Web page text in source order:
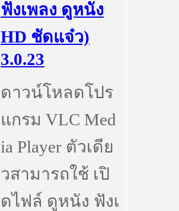
ฟังเพลง ดูหนัง
HD ชัดแจ๋ว)
3.0.23
ดาวน์โหลดโปร
แกรม VLC Med
ia Player ตัวเดีย
วสามารถใช้ เปิ
ดไฟล์ ดูหนัง ฟังเ